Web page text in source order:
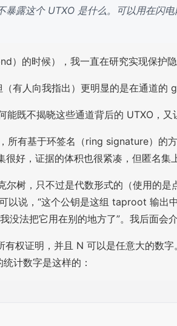
露这个 UTXO 是什么。可以用在闪
的时候），我一直在研究实现保护隐
有人向我指出）更明显的是在通道的
既不揭晓这些通道背后的 UTXO，又
有基于环签名（ring signature）的
好，证据的体积也很紧凑，但匿名集
树，只不过是代数形式的（使用的
说，“这个公钥是这组 taproot 输出
法把它用在别的地方了”。我后面会
证明，并且 N 可以是任意大的数
计数字是这样的：